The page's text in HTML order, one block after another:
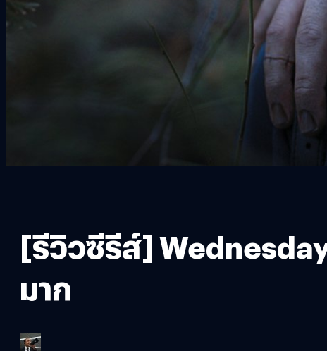
[รีวิวซีรีส์]
มาก